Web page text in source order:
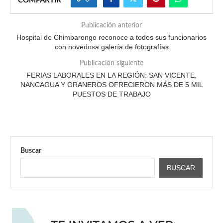
Publicación anterior
Hospital de Chimbarongo reconoce a todos sus funcionarios
con novedosa galería de fotografías
Publicación siguiente
FERIAS LABORALES EN LA REGIÓN: SAN VICENTE,
NANCAGUA Y GRANEROS OFRECIERON MÁS DE 5 MIL
PUESTOS DE TRABAJO
Buscar
BUSCAR